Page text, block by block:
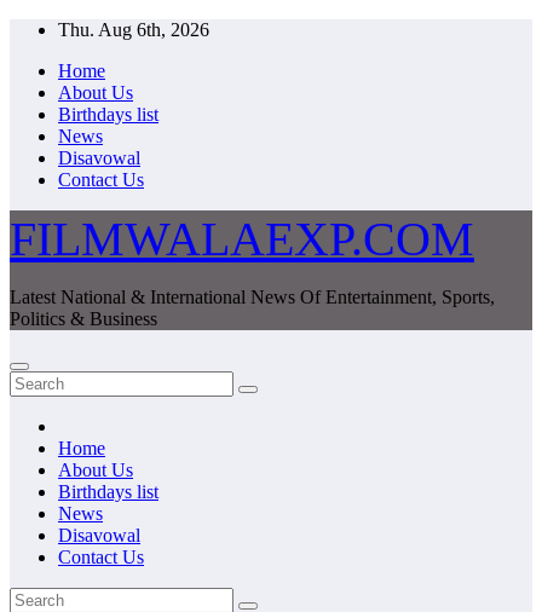
Skip
content
Thu. Aug 6th, 2026
Home
About Us
Birthdays list
News
Disavowal
Contact Us
FILMWALAEXP.COM
Latest National & International News Of Entertainment, Sports,
Politics & Business
Home
About Us
Birthdays list
News
Disavowal
Contact Us